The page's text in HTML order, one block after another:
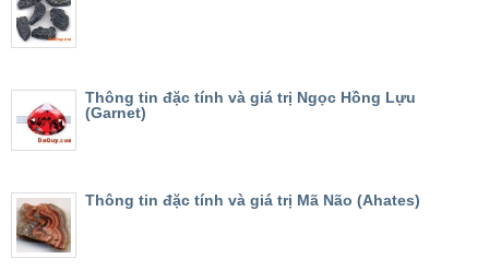
Thông tin đặc tính và giá trị Ngọc Hồng Lựu
(Garnet)
Thông tin đặc tính và giá trị Mã Não (Ahates)